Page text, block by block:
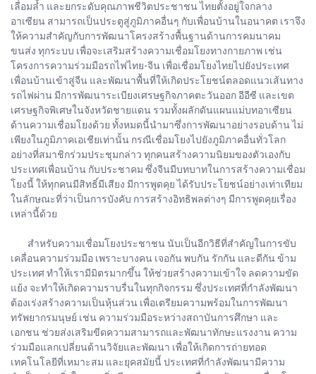
เลื่อมล้ำ และยกระดับคุณภาพชีวิตประชาชน ไทยตั้งอยู่ใจกลาง
อาเซียน สามารถเป็นประตูสู่ภูมิภาคอื่นๆ กับเพื่อนบ้านในอนาคต เราจึง
ให้ความสำคัญกับการพัฒนาโครงสร้างพื้นฐานด้านการคมนาคม
ขนส่ง ทุกระบบ เพื่อจะเสริมสร้างความเชื่อมโยงทางกายภาพ เช่น
โครงการความร่วมมือรถไฟไทย-จีน เพื่อเชื่อมโยงไทยไปยังประเทศ
เพื่อนบ้านเข้าสู่จีน และพัฒนาพื้นที่ให้เกิดประโยชน์ตลอดแนวเส้นทาง
รถไฟผ่าน มีการพัฒนาระเบียงเศรษฐกิจภาคตะวันออก อีอีซี และเขต
เศรษฐกิจพิเศษในจังหวัดชายแดน รวมทั้งผลักดันแผนแม่บทอาเซียน
ด้านความเชื่อมโยงด้วย ทั้งหมดนี้นำมาซึ่งการพัฒนาอย่างรอบด้าน ไม่
เพียงในภูมิภาคเอเชียเท่านั้น กรณีเชื่อมโยงไปยังภูมิภาคอื่นทั่วโลก
อย่างที่สมาชิกร่วมประชุมกล่าว ทุกคนสร้างความนิยมของตัวเองกับ
ประเทศเพื่อนบ้าน กับประชาคม ซึ่งจีนมีบทบาทในการสร้างความเชื่อม
โยงนี้ ให้ทุกคนมีสิทธิ์มีเสียง มีการพูดคุย ได้รับประโยชน์อย่างเท่าเทียม
ในลักษณะที่ว่าเป็นการบังคับ การสร้างอิทธิพลต่างๆ มีการพูดคุยเรื่อง
เหล่านี้ด้วย
สำหรับความเชื่อมโยงประชาชน นับเป็นอีกวิธีที่สำคัญในการขับ
เคลื่อนความร่วมมือ เพราะบางคน เจอกัน พบกัน รักกัน และดีกัน ข้าม
ประเทศ ทำให้เรามีมิตรมากขึ้น ให้ช่วยสร้างความเข้าใจ ลดความขัด
แย้ง จะทำให้เกิดความราบรื่นในทุกกิจกรรม ซึ่งประเทศที่กำลังพัฒนา
ต้องเร่งสร้างความเป็นหุ้นส่วน เพื่อเตรียมความพร้อมในการพัฒนา
ทรัพยากรมนุษย์ เช่น ความร่วมมือระหว่างสถาบันการศึกษา และ
เอกชน ช่วยส่งเสริมขีดความสามารถและพัฒนาทักษะแรงงาน ความ
ร่วมมือแลกเปลี่ยนด้านวิจัยและพัฒนา เพื่อให้เกิดการถ่ายทอด
เทคโนโลยีที่เหมาะสม และยุคสมัยนี้ ประเทศที่กำลังพัฒนามีความ